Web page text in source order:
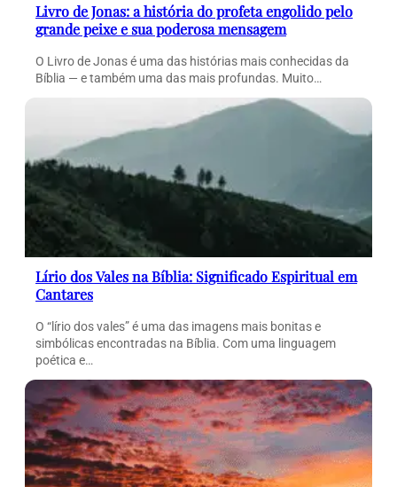
Livro de Jonas: a história do profeta engolido pelo
grande peixe e sua poderosa mensagem
O Livro de Jonas é uma das histórias mais conhecidas da
Bíblia — e também uma das mais profundas. Muito…
Lírio dos Vales na Bíblia: Significado Espiritual em
Cantares
O “lírio dos vales” é uma das imagens mais bonitas e
simbólicas encontradas na Bíblia. Com uma linguagem
poética e…